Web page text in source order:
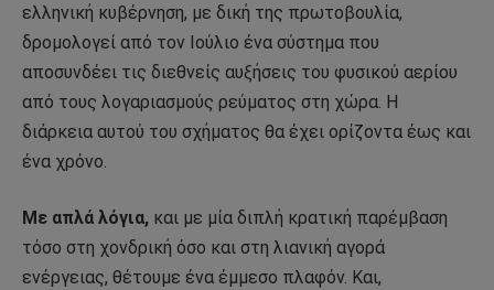
ελληνική κυβέρνηση, με δική της πρωτοβουλία,
δρομολογεί από τον Ιούλιο ένα σύστημα που
αποσυνδέει τις διεθνείς αυξήσεις του φυσικού αερίου
από τους λογαριασμούς ρεύματος στη χώρα. Η
διάρκεια αυτού του σχήματος θα έχει ορίζοντα έως και
ένα χρόνο.
Με απλά λόγια, και με μία διπλή κρατική παρέμβαση
τόσο στη χονδρική όσο και στη λιανική αγορά
ενέργειας, θέτουμε ένα έμμεσο πλαφόν. Και,